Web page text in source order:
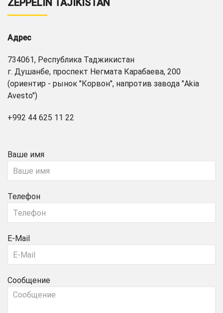
ZEPPELIN TAJIKISTAN
Адрес
734061, Республика Таджикистан
г. Душанбе, проспект Негмата Карабаева, 200
(ориентир - рынок "Корвон", напротив завода "Akia
Avesto")
+992 44 625 11 22
Ваше имя
Телефон
E-Mail
Сообщение